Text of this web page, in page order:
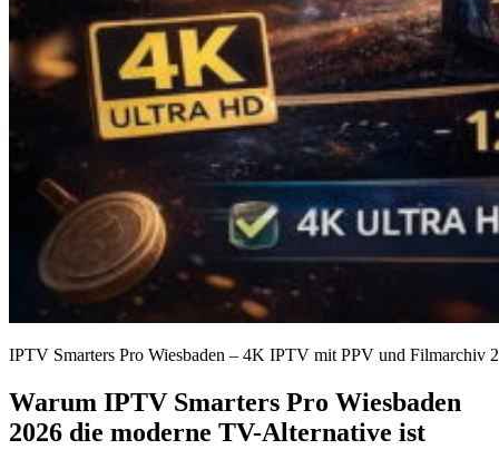
IPTV Smarters Pro Wiesbaden – 4K IPTV mit PPV und Filmarchiv
Warum IPTV Smarters Pro Wiesbaden
2026 die moderne TV-Alternative ist